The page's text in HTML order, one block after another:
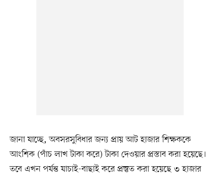
জানা যাচ্ছে, অবসরসুবিধার জন্য প্রায় আট হাজার শিক্ষককে
আংশিক (পাঁচ লাখ টাকা করে) টাকা দেওয়ার প্রস্তাব করা হয়েছে।
তবে এখন পর্যন্ত যাচাই-বাছাই করে প্রস্তুত করা হয়েছে ৩ হাজার